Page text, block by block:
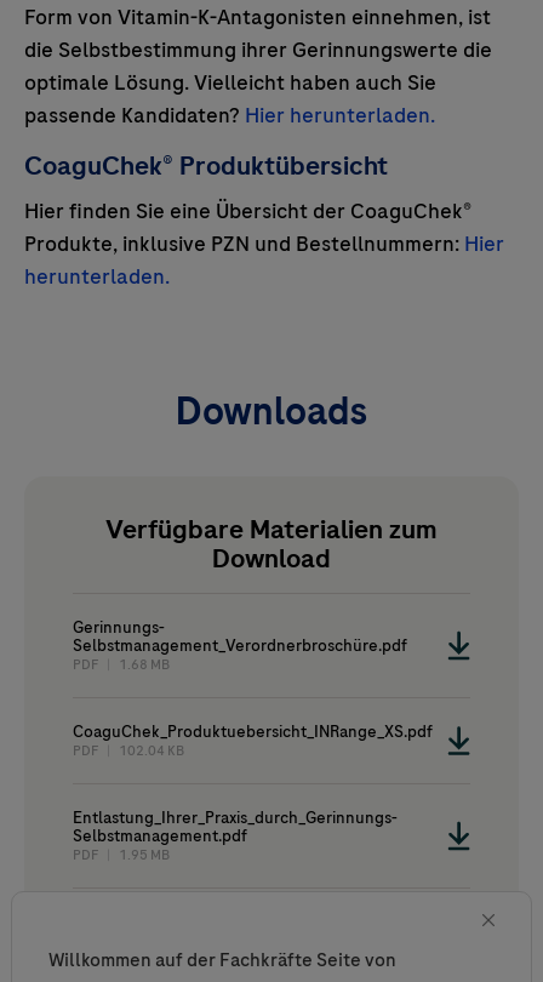
Form von Vitamin-K-Antagonisten einnehmen, ist
die Selbstbestimmung ihrer Gerinnungswerte die
optimale Lösung. Vielleicht haben auch Sie
passende Kandidaten? Hier herunterladen.
CoaguChek® Produktübersicht
Hier finden Sie eine Übersicht der CoaguChek®
Produkte, inklusive PZN und Bestellnummern: Hier
herunterladen.
Downloads
Verfügbare Materialien zum
Download
Gerinnungs-
Selbstmanagement_Verordnerbroschüre.pdf
PDF ︱ 1.68 MB
CoaguChek_Produktuebersicht_INRange_XS.pdf
PDF ︱ 102.04 KB
Entlastung_Ihrer_Praxis_durch_Gerinnungs-
Selbstmanagement.pdf
PDF ︱ 1.95 MB
PDF ︱ 211.67 KB
Willkommen auf der Fachkräfte Seite von